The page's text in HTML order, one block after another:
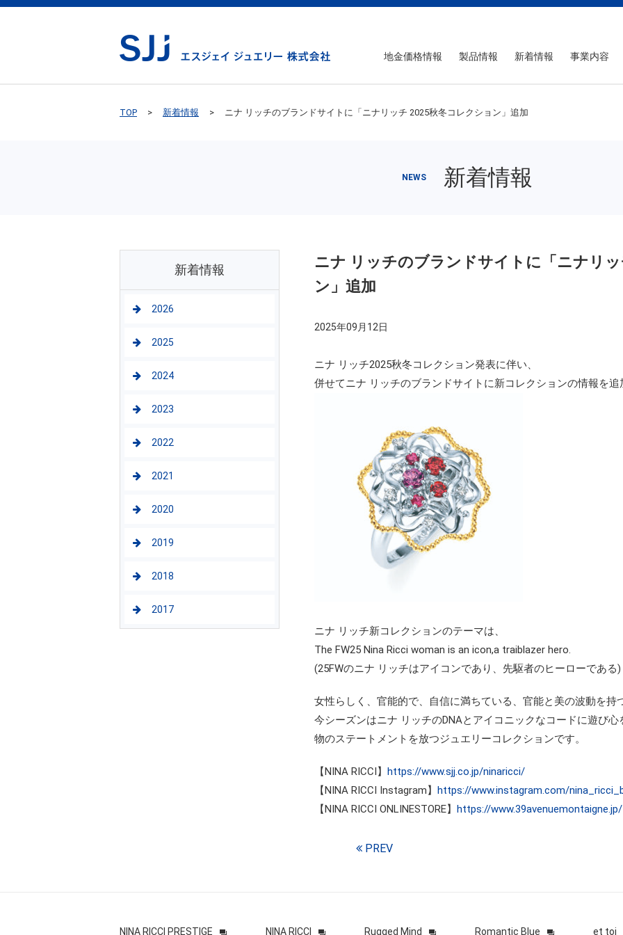
地金価格情報 製品情報 新着情報 事業内容
TOP 新着情報 ニナ リッチのブランドサイトに「ニナリッチ 2025秋冬コレクション」追加
NEWS 新着情報
ニナ リッチのブランドサイトに「ニナリ
ン」追加
2025年09月12日
ニナ リッチ2025秋冬コレクション発表に伴い、
併せてニナ リッチのブランドサイトに新コレクションの情報を追
ニナ リッチ新コレクションのテーマは、
The FW25 Nina Ricci woman is an icon,a traiblazer hero.
(25FWのニナ リッチはアイコンであり、先駆者のヒーローである)
女性らしく、官能的で、自信に満ちている、官能と美の波動を持
今シーズンはニナ リッチのDNAとアイコニックなコードに遊び
物のステートメントを放つジュエリーコレクションです。
【NINA RICCI】 https://www.sjj.co.jp/ninaricci/
【NINA RICCI Instagram】 https://www.instagram.com/
【NINA RICCI ONLINESTORE】 https://www.39avenuemontaigne.jp/
PREV
新着情報
2026
2025
2024
2023
2022
2021
2020
2019
2018
2017
NINA RICCI PRESTIGE NINA RICCI Rugged Mind Romantic Blue et toi